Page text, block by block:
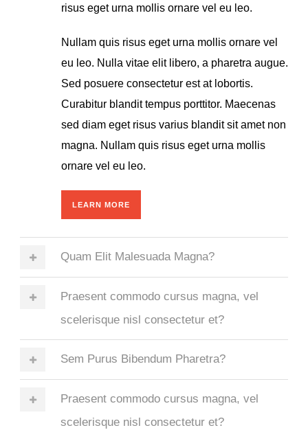
risus eget urna mollis ornare vel eu leo.
Nullam quis risus eget urna mollis ornare vel
eu leo. Nulla vitae elit libero, a pharetra augue.
Sed posuere consectetur est at lobortis.
Curabitur blandit tempus porttitor. Maecenas
sed diam eget risus varius blandit sit amet non
magna. Nullam quis risus eget urna mollis
ornare vel eu leo.
LEARN MORE
Quam Elit Malesuada Magna?
Praesent commodo cursus magna, vel
scelerisque nisl consectetur et?
Sem Purus Bibendum Pharetra?
Praesent commodo cursus magna, vel
scelerisque nisl consectetur et?